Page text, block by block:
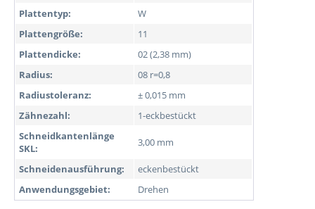
Plattentyp:
W
Plattengröße:
11
Plattendicke:
02 (2,38 mm)
Radius:
08 r=0,8
Radiustoleranz:
± 0,015 mm
Zähnezahl:
1-eckbestückt
Schneidkantenlänge
SKL:
3,00 mm
Schneidenausführung:
eckenbestückt
Anwendungsgebiet:
Drehen